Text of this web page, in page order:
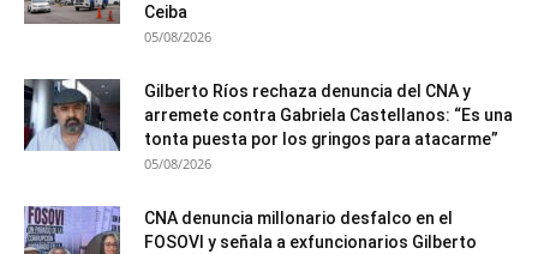
Ceiba
05/08/2026
Gilberto Ríos rechaza denuncia del CNA y
arremete contra Gabriela Castellanos: “Es una
tonta puesta por los gringos para atacarme”
05/08/2026
CNA denuncia millonario desfalco en el
FOSOVI y señala a exfuncionarios Gilberto